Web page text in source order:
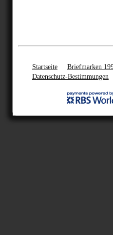
Startseite Briefmarken
Datenschutz-Bestimmungen